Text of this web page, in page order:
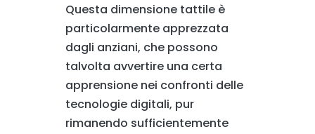
Questa dimensione tattile è
particolarmente apprezzata
dagli anziani, che possono
talvolta avvertire una certa
apprensione nei confronti delle
tecnologie digitali, pur
rimanendo sufficientemente